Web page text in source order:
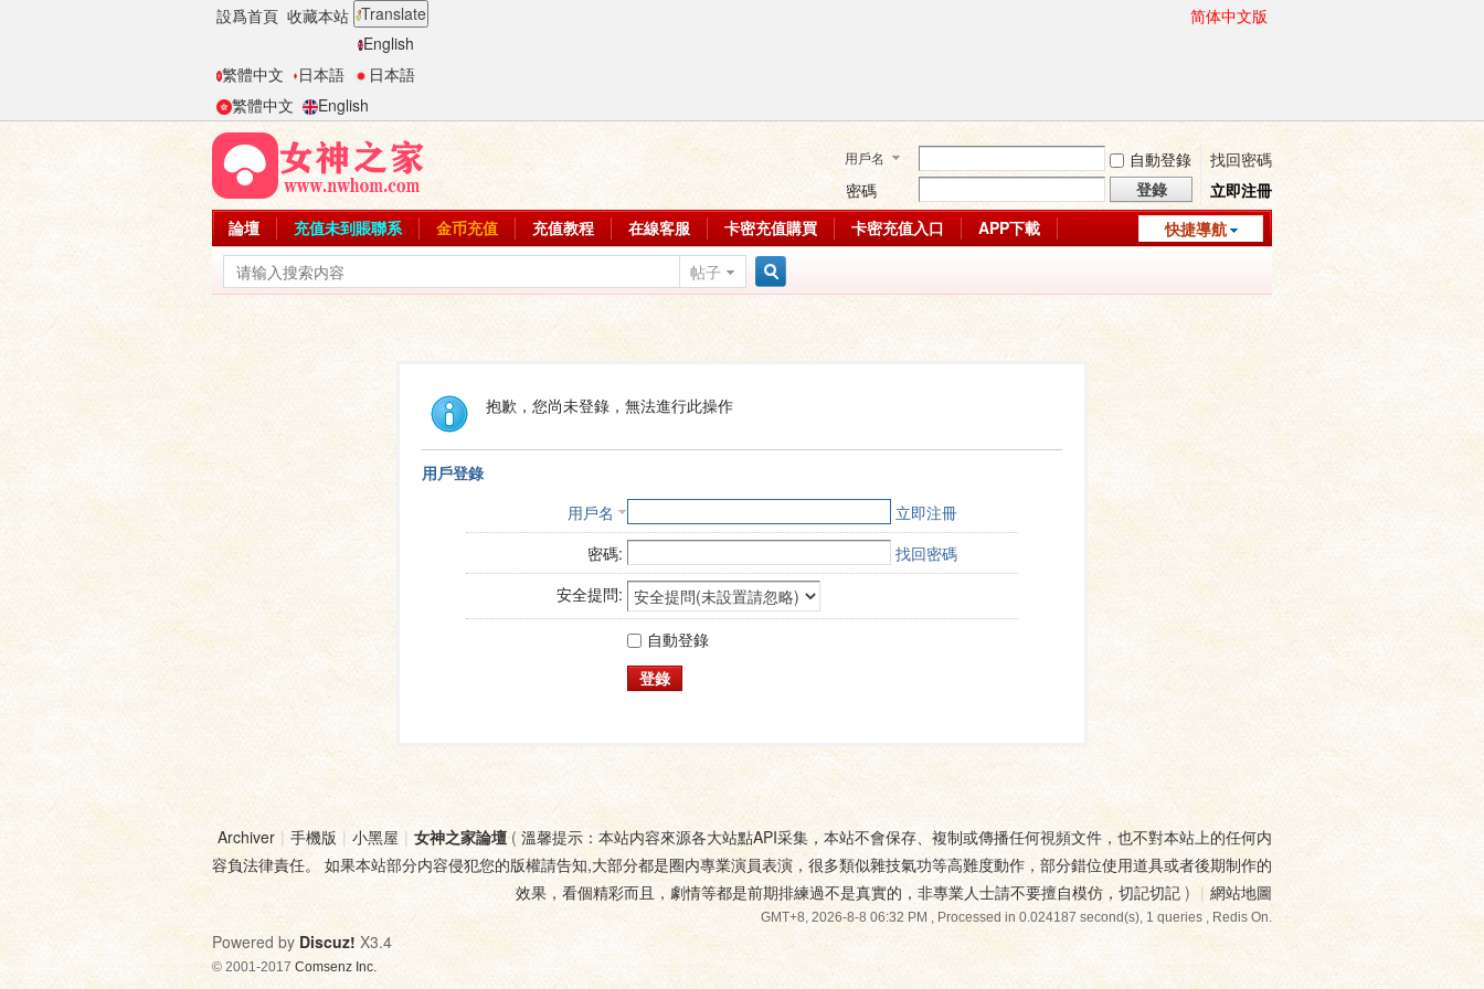
設爲首頁 收藏本站 Translate
English
繁體中文
日本語
日本語
繁體中文
English
简体中文版
用戶名 自動登錄
找回密碼
密碼
登錄
立即注冊
快捷導航
論壇 充值未到賬聯系 金币充值 充值教程 在線客服 卡密充值購買 卡密充值入口
APP下載
帖子
抱歉，您尚未登錄，無法進行此操作
用戶登錄
用戶名
立即注冊
密碼:
找回密碼
安全提問:
自動登錄
登錄
Archiver | 手機版 | 小黑屋 | 女神之家論壇( 溫馨提示：本站内容來源各大站點API采集，本站不會保存、複制或傳播任何視頻文件，也不對本站上的任何内
容負法律責任。 如果本站部分内容侵犯您的版權請告知,大部分都是圈内專業演員表演，很多類似雜技氣功等高難度動作，部分錯位使用道具或者後期制作的
效果，看個精彩而且，劇情等都是前期排練過不是真實的，非專業人士請不要擅自模仿，切記切記 ) | 網站地圖
GMT+8, 2026-8-8 06:32 PM, Processed in 0.024187 second(s), 1 queries , Redis On.
Powered by Discuz! X3.4
© 2001-2017 Comsenz Inc.